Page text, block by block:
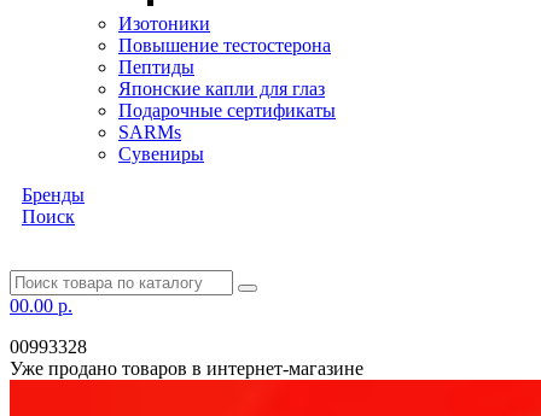
Изотоники
Повышение тестостерона
Пептиды
Японские капли для глаз
Подарочные сертификаты
SARMs
Сувениры
Бренды
Поиск
00.00 р.
00993328
Уже продано товаров в интернет-магазине